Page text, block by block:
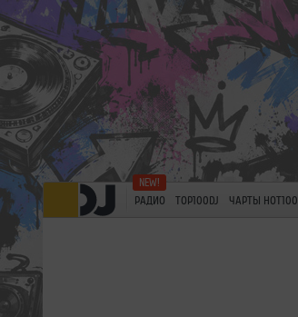
РАДИО TOP100DJ ЧАРТЫ HOT100